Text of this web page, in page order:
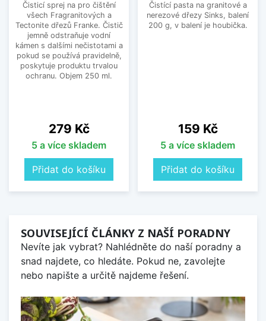
Čisticí sprej na pro čištění
všech Fragranitových a
Tectonite dřezů Franke. Čistič
jemně odstraňuje vodní
kámen s dalšími nečistotami a
pokud se používá pravidelně,
poskytuje produktu trvalou
ochranu. Objem 250 ml.
Cena
279 Kč
5 a více skladem
Přidat do košíku
Čistící pasta na granitové a
nerezové dřezy Sinks, balení
200 g, v balení je houbička.
Cena
159 Kč
5 a více skladem
Přidat do košíku
SOUVISEJÍCÍ ČLÁNKY Z NAŠÍ PORADNY
Nevíte jak vybrat? Nahlédněte do naší poradny a
snad najdete, co hledáte. Pokud ne, zavolejte
nebo napište a určitě najdeme řešení.